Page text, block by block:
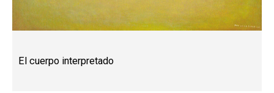
El cuerpo interpretado